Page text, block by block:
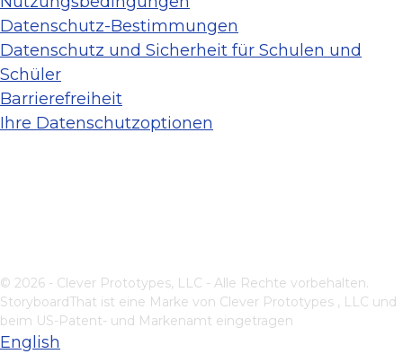
Datenschutz-Bestimmungen
Datenschutz und Sicherheit für Schulen und
Schüler
Barrierefreiheit
Ihre Datenschutzoptionen
© 2026 - Clever Prototypes, LLC - Alle Rechte vorbehalten.
StoryboardThat ist eine Marke von Clever Prototypes , LLC und
beim US-Patent- und Markenamt eingetragen
English